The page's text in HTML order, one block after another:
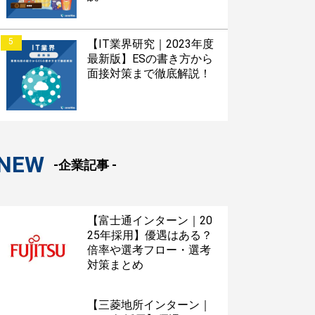
5
【IT業界研究｜2023年度
最新版】ESの書き方から
面接対策まで徹底解説！
-企業記事 -
【富士通インターン｜20
25年採用】優遇はある？
倍率や選考フロー・選考
対策まとめ
【三菱地所インターン｜